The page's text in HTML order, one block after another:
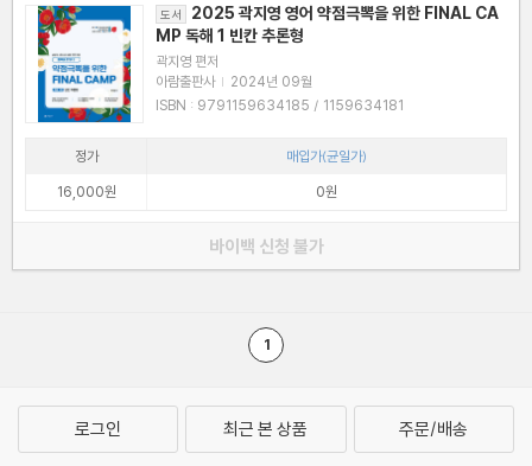
도서
2025 곽지영 영어 약점극뽁을 위한 FINAL CA
MP 독해 1 빈칸 추론형
곽지영 편저
아람출판사 | 2024년 09월
ISBN : 9791159634185 / 1159634181
정가
매입가(균일가)
16,000원
0원
바이백 신청 불가
1
로그인 최근 본 상품 주문/배송